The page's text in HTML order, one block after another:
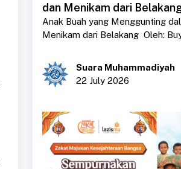
dan Menikam dari
Anak Buah yang Menggunting
Menikam dari Belakang Oleh:
Suara Muhammadiyah
22 July 2026